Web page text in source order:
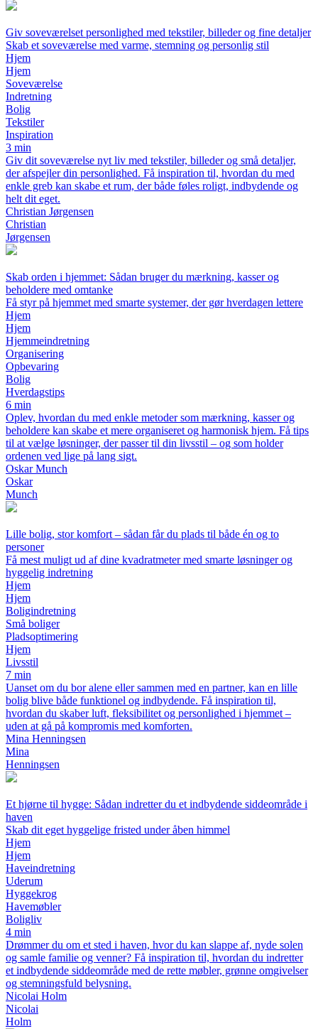
Giv soveværelset personlighed med tekstiler, billeder og fine detaljer
Skab et soveværelse med varme, stemning og personlig stil
Hjem
Hjem
Soveværelse
Indretning
Bolig
Tekstiler
Inspiration
3 min
Giv dit soveværelse nyt liv med tekstiler, billeder og små detaljer,
der afspejler din personlighed. Få inspiration til, hvordan du med
enkle greb kan skabe et rum, der både føles roligt, indbydende og
helt dit eget.
Christian Jørgensen
Christian
Jørgensen
Skab orden i hjemmet: Sådan bruger du mærkning, kasser og
beholdere med omtanke
Få styr på hjemmet med smarte systemer, der gør hverdagen lettere
Hjem
Hjem
Hjemmeindretning
Organisering
Opbevaring
Bolig
Hverdagstips
6 min
Oplev, hvordan du med enkle metoder som mærkning, kasser og
beholdere kan skabe et mere organiseret og harmonisk hjem. Få tips
til at vælge løsninger, der passer til din livsstil – og som holder
ordenen ved lige på lang sigt.
Oskar Munch
Oskar
Munch
Lille bolig, stor komfort – sådan får du plads til både én og to
personer
Få mest muligt ud af dine kvadratmeter med smarte løsninger og
hyggelig indretning
Hjem
Hjem
Boligindretning
Små boliger
Pladsoptimering
Hjem
Livsstil
7 min
Uanset om du bor alene eller sammen med en partner, kan en lille
bolig blive både funktionel og indbydende. Få inspiration til,
hvordan du skaber luft, fleksibilitet og personlighed i hjemmet –
uden at gå på kompromis med komforten.
Mina Henningsen
Mina
Henningsen
Et hjørne til hygge: Sådan indretter du et indbydende siddeområde i
haven
Skab dit eget hyggelige fristed under åben himmel
Hjem
Hjem
Haveindretning
Uderum
Hyggekrog
Havemøbler
Boligliv
4 min
Drømmer du om et sted i haven, hvor du kan slappe af, nyde solen
og samle familie og venner? Få inspiration til, hvordan du indretter
et indbydende siddeområde med de rette møbler, grønne omgivelser
og stemningsfuld belysning.
Nicolai Holm
Nicolai
Holm